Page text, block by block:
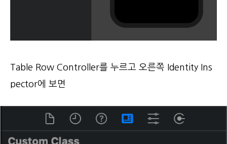
Table Row Controller를 누르고 오른쪽 Identity Ins
pector에 보면